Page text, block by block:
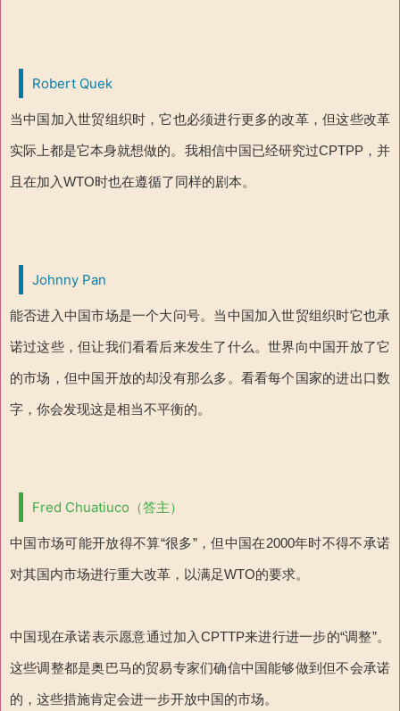
Robert Quek
当中国加入世贸组织时，它也必须进行更多的改革，但这些改革
实际上都是它本身就想做的。我相信中国已经研究过CPTPP，并
且在加入WTO时也在遵循了同样的剧本。
Johnny Pan
能否进入中国市场是一个大问号。当中国加入世贸组织时它也承
诺过这些，但让我们看看后来发生了什么。世界向中国开放了它
的市场，但中国开放的却没有那么多。看看每个国家的进出口数
字，你会发现这是相当不平衡的。
Fred Chuatiuco（答主）
中国市场可能开放得不算“很多”，但中国在2000年时不得不承诺
对其国内市场进行重大改革，以满足WTO的要求。
中国现在承诺表示愿意通过加入CPTTP来进行进一步的“调整”。
这些调整都是奥巴马的贸易专家们确信中国能够做到但不会承诺
的，这些措施肯定会进一步开放中国的市场。